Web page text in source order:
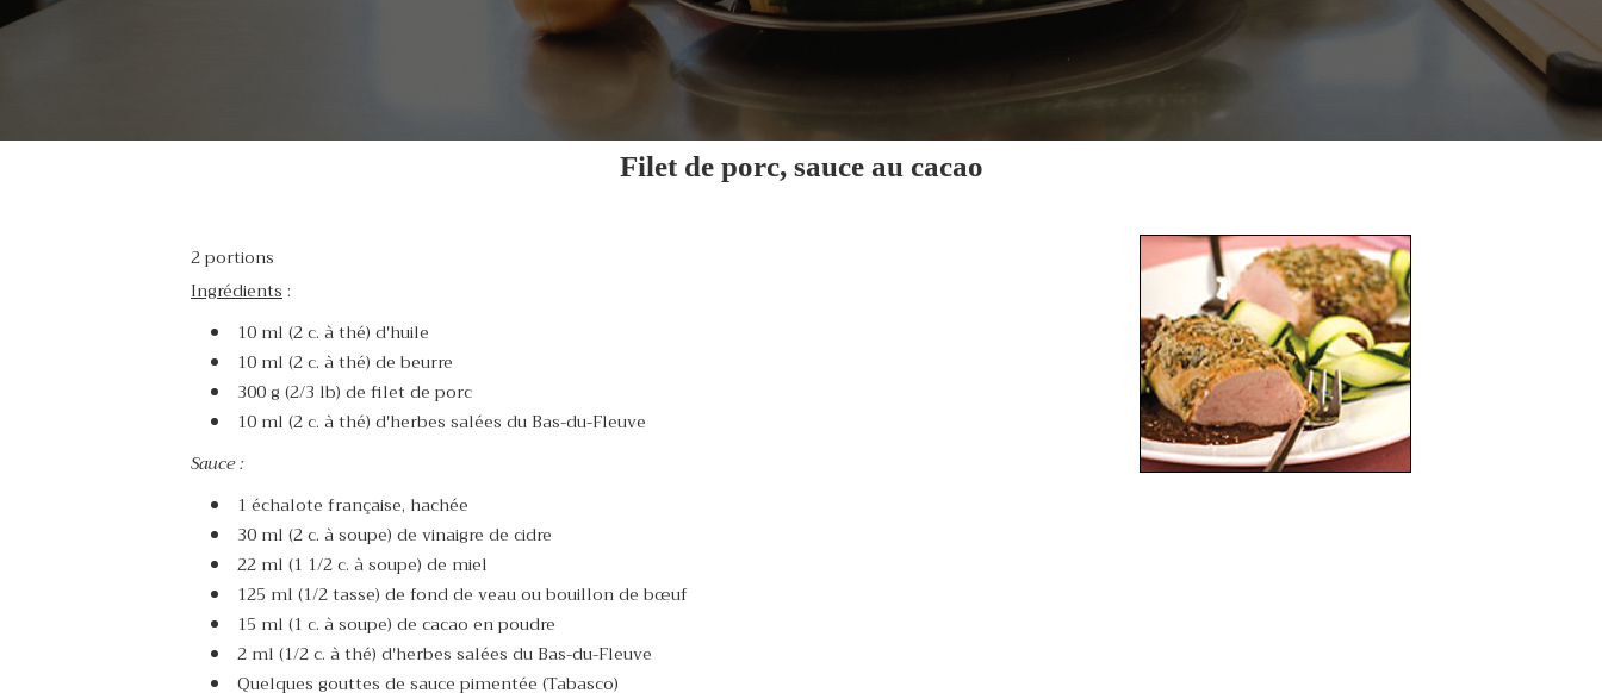
Filet de porc, sauce au cacao
2 portions
Ingrédients:
10 ml (2 c. à thé) d'huile
10 ml (2 c. à thé) de beurre
300 g (2/3 lb) de filet de porc
10 ml (2 c. à thé) d'herbes salées du Bas-du-Fleuve
Sauce :
1 échalote française, hachée
30 ml (2 c. à soupe) de vinaigre de cidre
22 ml (1 1/2 c. à soupe) de miel
125 ml (1/2 tasse) de fond de veau ou bouillon de bœuf
15 ml (1 c. à soupe) de cacao en poudre
2 ml (1/2 c. à thé) d'herbes salées du Bas-du-Fleuve
Quelques gouttes de sauce pimentée (Tabasco)